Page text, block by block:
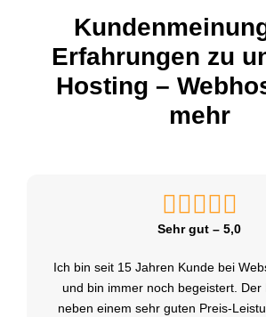
Erfahrungen zu
Hosting –
mehr
Sehr gut – 5,0
Ich bin seit 15 Jahren Kunde bei
und bin immer noch begeistert. Der
neben einem sehr guten Preis-